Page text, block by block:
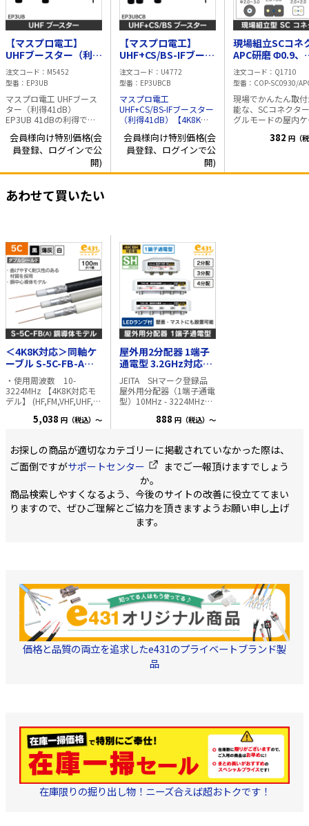
【マスプロ電工】
UHFブースター（利得
41dB） EP3UB
注文コード
M5452
型番
EP3UB
マスプロ電工 UHFブース
ター（利得41dB）
EP3UB 41dBの利得で弱
システムが構築できま
す。 優れたシールド性能
を持つ高シールド特性の
製品です。 増幅部は、垂
スト取付金具の付換えで
水平マストにも取付けが
ターの使用が可能で便利
です。 給電線のショート
や断線の異常お知らせ機
能付の電源部(BPDS6WB)
が付属します。 仕様・規
格 ・使用周波数(MHz)：
470～710 ・実用入力レ
ベル範囲(dBμV)
UHF：43～59dBμV（入力
調整使用せず） ・標準利
得(dB) UHF：
41dB（38～44dB） ・定
格出力(dBμV)：
UHF： 103dBμV(9波) ・
利得調整範囲(dB)： 0
～-10以上（連続可変）
・雑音指数(dB)： 3以下
・出力モニター端子
87(H)×113(W)×54(D)mm
・重量：約310g セット品
【電源部(BPS6W)の規
MHz)：10～3224 ・電源/
消費電力(V/W)：
AC100(50/60Hz)/10（ア
56(H)×105(W)×34(D)mm
・質量(g)：175
会員様向け特別価格(会
員登録、ログインで公
開)
【マスプロ電工】
UHF+CS/BS-IFブース
ター（利得41dB）
【4K8K対応品】
EP3UBCB
注文コード
U4772
型番
EP3UBCB
マスプロ電工
UHF+CS/BS-IFブースター
（利得41dB）【4K8K対
利得で弱電界地域でも余
裕の受信システムが構築
できます。 BS/CSの入力
レベル調整は、スイッチ
力オーバーに対応可能で
す。 優れたシールド性能
を持つ高シールド特性の
製品です。 増幅部は、垂
直マストだけでなく、マ
スト取付金具の付換えで
水平マストにも取付けが
可能です。 給電線のショ
ートや断線の異常お知ら
せ機能付の電源部
(BPDS6WB)が付属しま
す。 仕様・規格 ・使用周
波数(MHz)： 470～710・
CS/BS-IF 1032～3224 ・
実用入力レベル範囲
(dBμV) UHF：43～
ず） CS/BS：48～
UHF：41dB（38～
44dB） CS/BS：
27(24～30)/35(32～
38)dB（1032MHz/3224MHz
チルト） ・定格出力
(dBμV)： UHF：
103dBμV(9波)
CS/BS：
ター端子(dB)： -20 ・電
源：DC15V/0.14A ・寸
法：
87(H)×113(W)×54(D)mm
・重量：約320g セット品
【電源部(BPS6W)の規
格】 ・使用周波数(
MHz)：10～3224 ・電源/
消費電力(V/W)：
範囲(℃)：－10～＋40 ・
寸法(高さ×幅×奥行㎜)：
56×105×34 ・質量(g)：
175 ■お得な4K8K対応セ
ット 1セット = 増幅器1台
+ BSアンテナ1台 ・増幅
器 - マスプロ電工製
会員様向け特別価格(会
員登録、ログインで公
開)
現場組立SCコネ
APC研磨 Φ0.9、
2.0~3.0mm丸形
ブル、
2×1.6/2.0/
ーブル適合
注文コード
Q1710
型番
COP-SC0930/
現場でかんたん取
能な、SCコネクタ
グルモードの屋内
外被に把持します。
ません) 大手メーカーのフ
382 円（
あわせて買いたい
＜4K8K対応＞同軸ケ
ーブル S-5C-FB-A
100m巻 (黒)
・使用周波数 10-
3224MHz 【4K8K対応モ
デル】 (HF,FM,VHF,UHF,地
デジタル放送,CATV) ・材
トテープ 外部導体2-ア
ルミニウム合金 絶縁体-
発泡ポリエチレン ジャ
1.05mm ・JISC3502準拠
・「柔らかく、強く、接
栓が入りやすい」ケーブ
25%減 4.低温時でも柔ら
かさを保持します ・色
黒色/薄灰色/白色
5,038 円（税込）～
屋外用2分配器 1端子
通電型 3.2GHz対応
【4K8K対応】
JEITA SHマーク登録品
屋外用分配器（1端子通電
型）10MHz - 3224MHz対
3.2GHz対応モデルです 最
・持ち運びに便利で狭い
場所にも設置可能な、業
界最小クラスを実現 ・高
シールド設計により、不
要電波などをシャットア
ウトします ・10～
3224MHzの超広帯域で安
定した分配周波数特性 ・
配：3個、3分配：4個、4
分配：5個）、壁面取付用
木ネジ（2本）、アンテナ
マスト取付金具
888 円（税込）～
お探しの商品が適切なカテゴリーに掲載されていなかった際は、
ご面倒ですがサポートセンター
までご一報頂けますでしょう
か。
商品検索しやすくなるよう、今後のサイトの改善に役立ててまい
りますので、ぜひご理解とご協力を頂きますようお願い申し上げ
ます。
価格と品質の両立を追求したe431のプライベートブランド製
品
在庫限りの掘り出し物！ニーズ合えば超おトクです！